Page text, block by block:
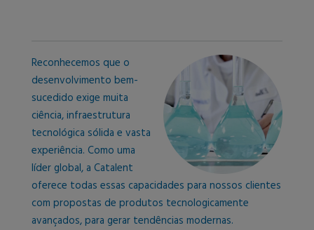
Reconhecemos que o
desenvolvimento bem-
sucedido exige muita
ciência, infraestrutura
tecnológica sólida e vasta
experiência. Como uma
líder global, a Catalent
oferece todas essas capacidades para nossos clientes
com propostas de produtos tecnologicamente
avançados, para gerar tendências modernas.